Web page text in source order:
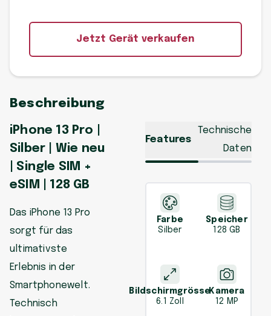
Jetzt Gerät verkaufen
Beschreibung
iPhone 13 Pro |
Silber | Wie neu
| Single SIM +
eSIM | 128 GB
Das iPhone 13 Pro
sorgt für das
ultimativste
Erlebnis in der
Smartphonewelt.
Technisch
Features
Technische
Daten
Farbe
Silber
Speicher
128 GB
Bildschirmgrösse
6.1 Zoll
Kamera
12 MP